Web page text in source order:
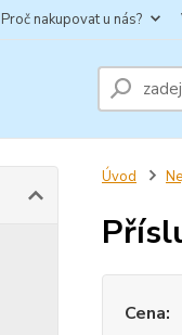
Proč nakupovat u nás?
Úvod
Cena: